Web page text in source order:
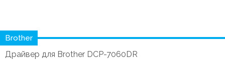
Brother
Драйвер для Brother DCP-7060DR